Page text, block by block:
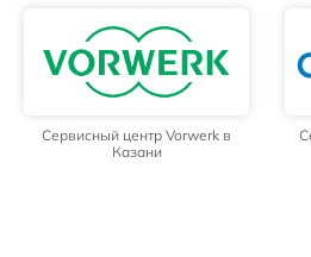
Сервисный центр Vorwerk в
Казани